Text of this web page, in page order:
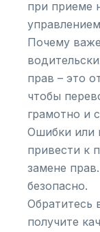
при приеме
Почему
прав – это
чтобы
грамотно и
Ошибки или
привести к
замене
безопасно.
Обратитесь
получите